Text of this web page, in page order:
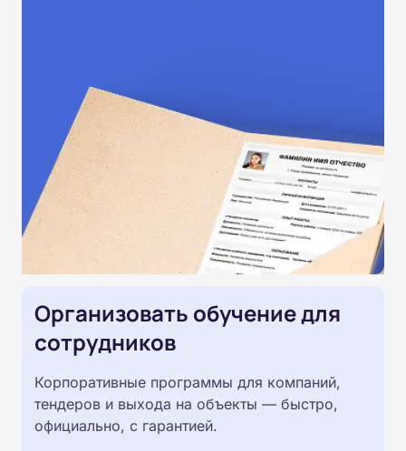
Организовать обучение для
сотрудников
Корпоративные программы для компаний,
тендеров и выхода на объекты — быстро,
официально, с гарантией.